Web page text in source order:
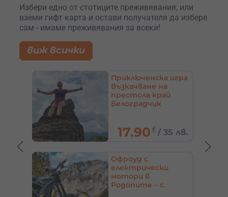
Избери едно от стотиците преживявания, или
вземи гифт карта и остави получателя да избере
сам - имаме преживявания за всеки!
виж всички
Приключенска игра
Възкачване на
престола край
Белоградчик
17.90 € /35 лв.
Офроуд с
електрически
мотори в
Родопите – с.